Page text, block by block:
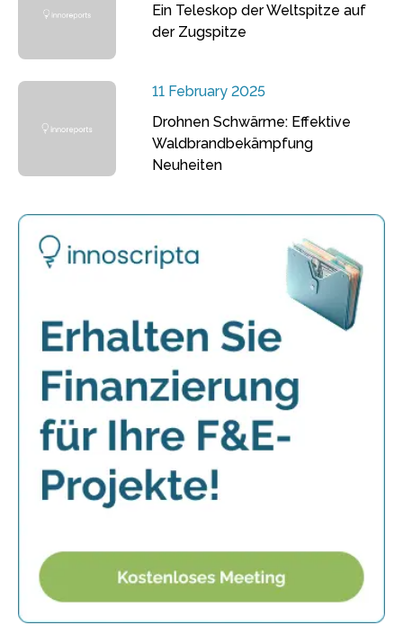
Ein Teleskop der Weltspitze auf
der Zugspitze
11 February 2025
Drohnen Schwärme: Effektive
Waldbrandbekämpfung
Neuheiten